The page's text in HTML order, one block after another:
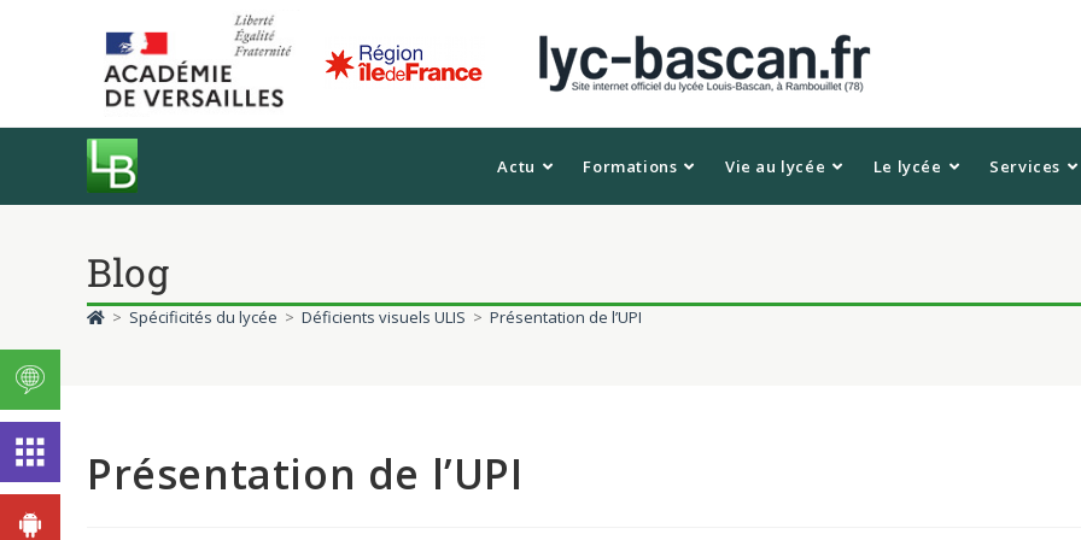
Actu Formations Vie au lycée Le lycée Services
Blog
> Spécificités du lycée > Déficients visuels ULIS > Présentation de l’UPI
Présentation de l’UPI